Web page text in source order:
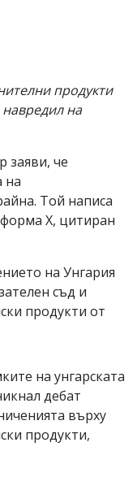
продукти
на
заяви, че
на
Той написа
X, цитиран
на Унгария
съд и
продукти от
на унгарската
дебат
върху
продукти,